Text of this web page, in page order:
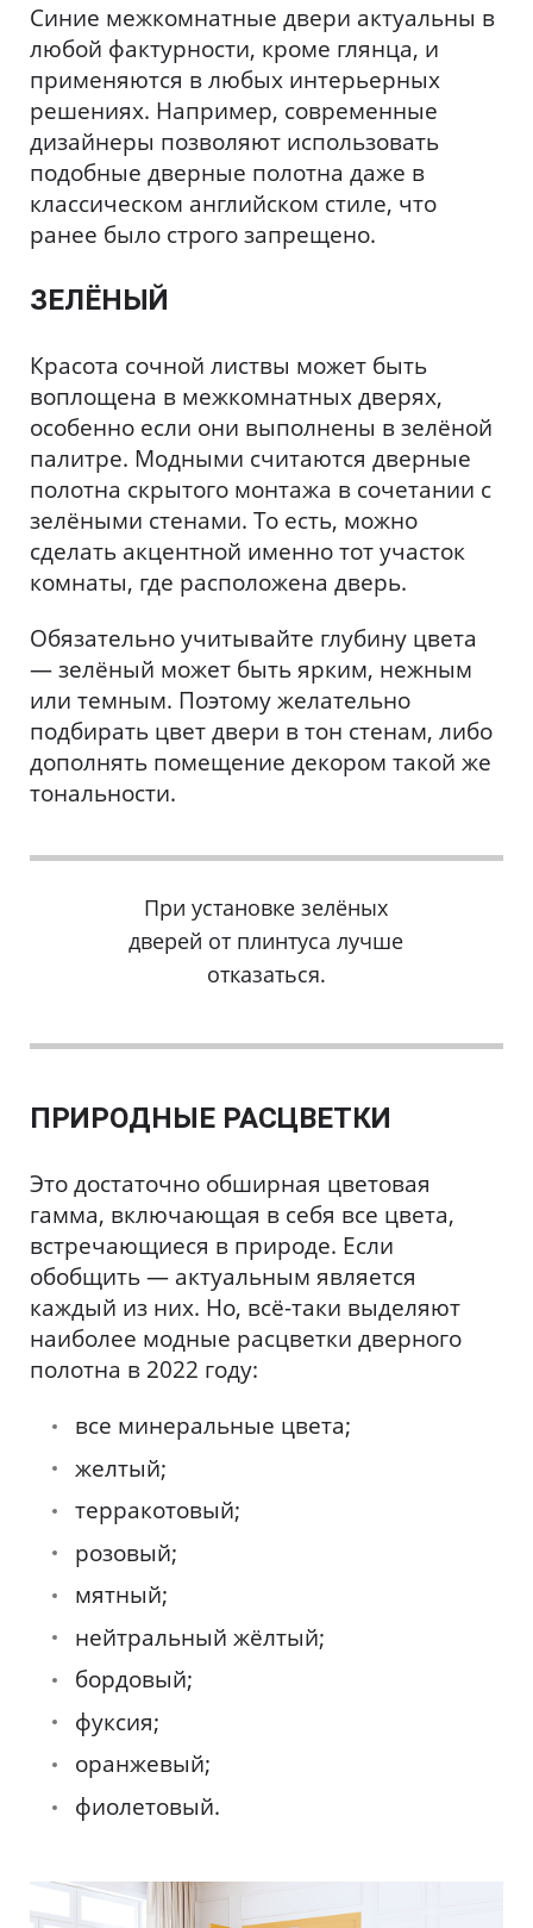
Синие межкомнатные двери актуальны в
любой фактурности, кроме глянца, и
применяются в любых интерьерных
решениях. Например, современные
дизайнеры позволяют использовать
подобные дверные полотна даже в
классическом английском стиле, что
ранее было строго запрещено.
ЗЕЛЁНЫЙ
Красота сочной листвы может быть
воплощена в межкомнатных дверях,
особенно если они выполнены в зелёной
палитре. Модными считаются дверные
полотна скрытого монтажа в сочетании с
зелёными стенами. То есть, можно
сделать акцентной именно тот участок
комнаты, где расположена дверь.
Обязательно учитывайте глубину цвета
— зелёный может быть ярким, нежным
или темным. Поэтому желательно
подбирать цвет двери в тон стенам, либо
дополнять помещение декором такой же
тональности.
При установке зелёных
дверей от плинтуса лучше
отказаться.
ПРИРОДНЫЕ РАСЦВЕТКИ
Это достаточно обширная цветовая
гамма, включающая в себя все цвета,
встречающиеся в природе. Если
обобщить — актуальным является
каждый из них. Но, всё-таки выделяют
наиболее модные расцветки дверного
полотна в 2022 году:
все минеральные цвета;
желтый;
терракотовый;
розовый;
мятный;
нейтральный жёлтый;
бордовый;
фуксия;
оранжевый;
фиолетовый.